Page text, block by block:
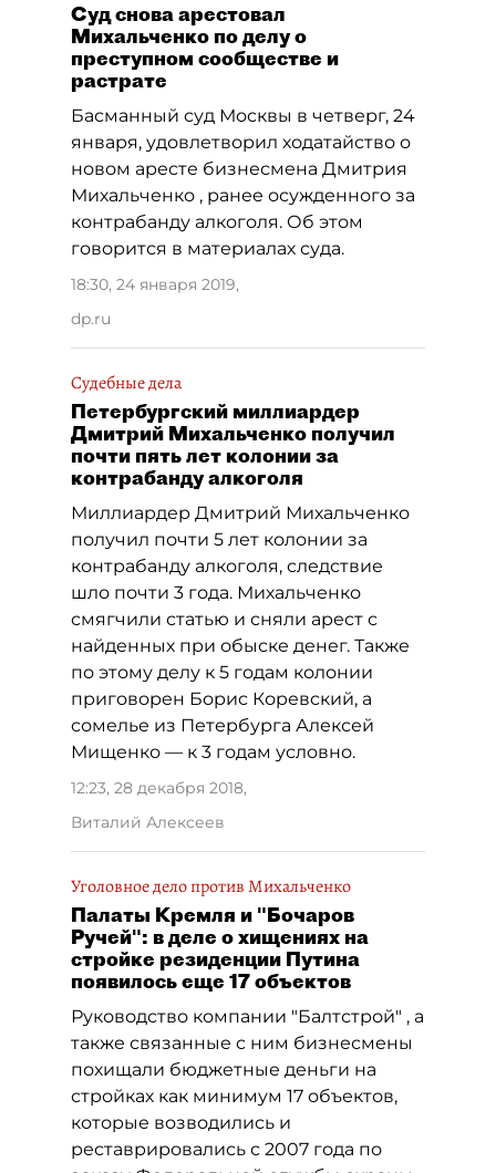
Суд снова арестовал
Михальченко по делу о
преступном сообществе и
растрате
Басманный суд Москвы в четверг, 24
января, удовлетворил ходатайство о
новом аресте бизнесмена Дмитрия
Михальченко , ранее осужденного за
контрабанду алкоголя. Об этом
говорится в материалах суда.
18:30, 24 января 2019,
dp.ru
Судебные дела
Петербургский миллиардер
Дмитрий Михальченко получил
почти пять лет колонии за
контрабанду алкоголя
Миллиардер Дмитрий Михальченко
получил почти 5 лет колонии за
контрабанду алкоголя, следствие
шло почти 3 года. Михальченко
смягчили статью и сняли арест с
найденных при обыске денег. Также
по этому делу к 5 годам колонии
приговорен Борис Коревский, а
сомелье из Петербурга Алексей
Мищенко — к 3 годам условно.
12:23, 28 декабря 2018,
Виталий Алексеев
Уголовное дело против Михальченко
Палаты Кремля и "Бочаров
Ручей": в деле о хищениях на
стройке резиденции Путина
появилось еще 17 объектов
Руководство компании "Балтстрой" , а
также связанные с ним бизнесмены
похищали бюджетные деньги на
стройках как минимум 17 объектов,
которые возводились и
реставрировались с 2007 года по